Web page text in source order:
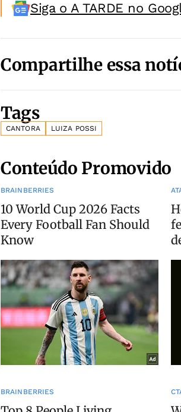
Siga o A TARDE no
Compartilhe essa
Tags
CANTORA LUIZA POSSI